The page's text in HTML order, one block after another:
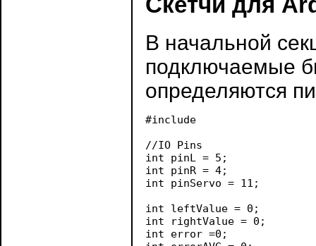
В начальной
подключаемые
определяются
#include
//IO Pins
int pinL = 5;              //IO
int pinR = 4;              //IO
int pinServo = 11;         //
int leftValue = 0;         //
int rightValue = 0;        //
int error =0;              //